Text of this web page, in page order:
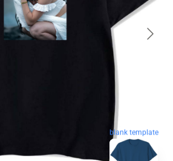
blank template